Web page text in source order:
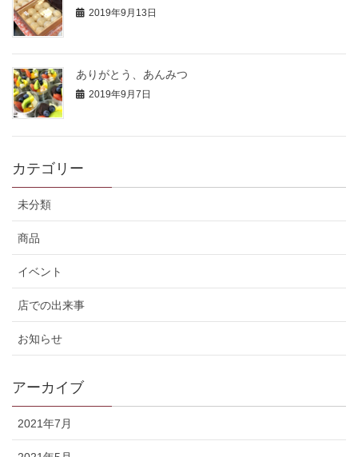
2019年9月13日
ありがとう、あんみつ
2019年9月7日
カテゴリー
未分類
商品
イベント
店での出来事
お知らせ
アーカイブ
2021年7月